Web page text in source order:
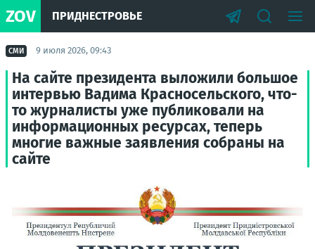
ZOV ПРИДНЕСТРОВЬЕ
СМИ 9 июля 2026, 09:43
На сайте президента выложили большое
интервью Вадима Красносельского, что-
то журналисты уже публиковали на
информационных ресурсах, теперь
многие важные заявления собраны на
сайте